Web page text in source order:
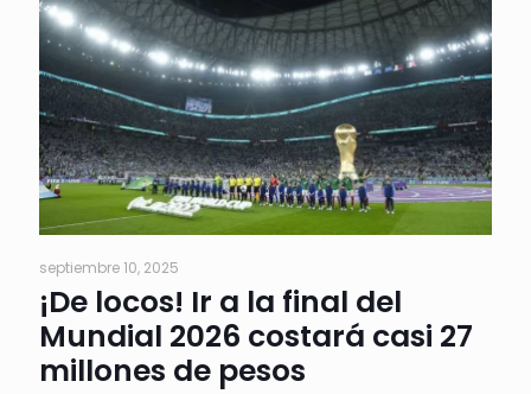
septiembre 10, 2025
¡De locos! Ir a la final del
Mundial 2026 costará casi 27
millones de pesos